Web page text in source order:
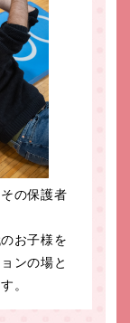
の保護者
お子様を
ンの場と
。